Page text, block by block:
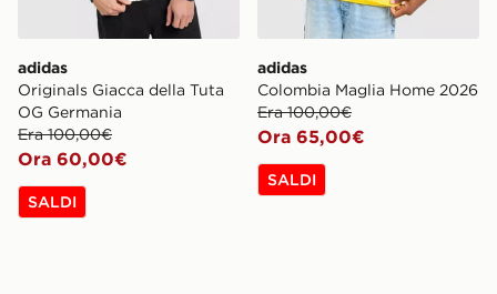
adidas
Originals Giacca della Tuta
OG Germania
Era 100,00€
Ora 60,00€
SALDI
adidas
Colombia Maglia Home 2026
Era 100,00€
Ora 65,00€
SALDI